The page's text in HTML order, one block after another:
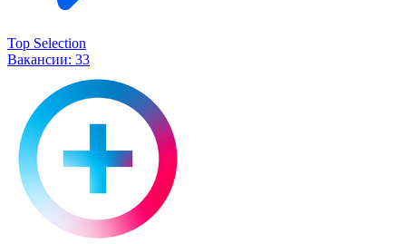
Top Selection
Вакансии: 33